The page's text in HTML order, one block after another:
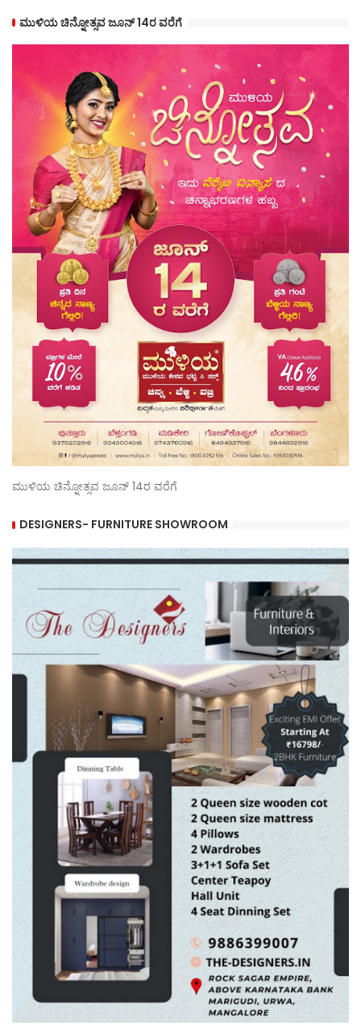
ಮುಳಿಯ ಚಿನ್ನೋತ್ಸವ ಜೂನ್ 14ರ ವರೆಗೆ
ಮುಳಿಯ ಚಿನ್ನೋತ್ಸವ ಜೂನ್ 14ರ ವರೆಗೆ
DESIGNERS- FURNITURE SHOWROOM